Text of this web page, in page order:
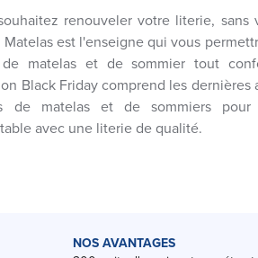
renouveler votre literie,
Matelas est l'enseigne qui vous
matelas et de sommier tout
Black Friday comprend les dernières
de matelas et de sommiers pour
avec une literie de qualité.
NOS AVANTAGES